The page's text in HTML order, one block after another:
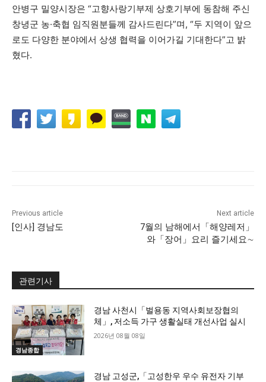
안병구 밀양시장은 “고향사랑기부제 상호기부에 동참해 주신
창녕군 농·축협 임직원분들께 감사드린다”며, “두 지역이 앞으
로도 다양한 분야에서 상생 협력을 이어가길 기대한다”고 밝
혔다.
Previous article
[인사] 경남도
Next article
7월의 남해에서「해양레저」
와「장어」요리 즐기세요∼
관련기사
경남종합
경남 사천시「벌용동 지역사회보장협의
체」, 저소득 가구 생활실태 개선사업 실시
2026년 08월 08일
경남 고성군,「고성한우 우수 유전자 기부